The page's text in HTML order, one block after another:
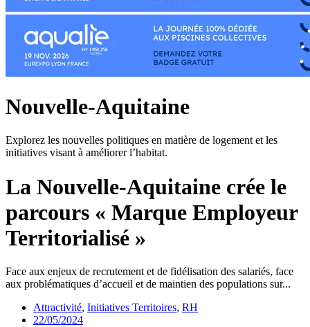
Nouvelle-Aquitaine
Explorez les nouvelles politiques en matière de logement et les
initiatives visant à améliorer l’habitat.
La Nouvelle-Aquitaine crée le
parcours « Marque Employeur
Territorialisé »
Face aux enjeux de recrutement et de fidélisation des salariés, face
aux problématiques d’accueil et de maintien des populations sur...
Attractivité, Initiatives Territoires, RH
22/05/2024